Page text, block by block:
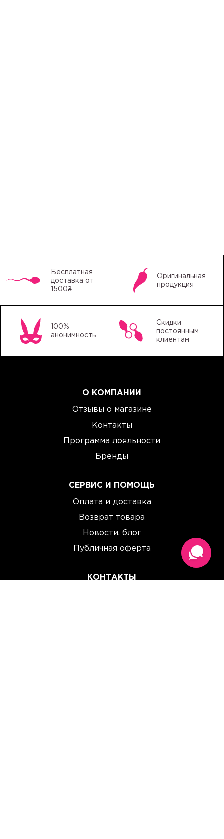
Бесплатная
доставка от
1500₴
Оригинальная
продукция
100%
анонимность
Скидки
постоянным
клиентам
О КОМПАНИИ
Отзывы о магазине
Контакты
Программа лояльности
Бренды
СЕРВИС И ПОМОЩЬ
Оплата и доставка
Возврат товара
Новости, блог
Публичная оферта
КОНТАКТЫ